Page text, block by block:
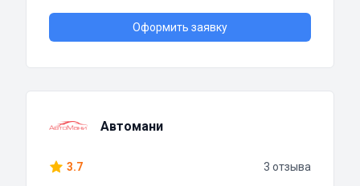
Оформить заявку
Автомани
3.7 3 отзыва